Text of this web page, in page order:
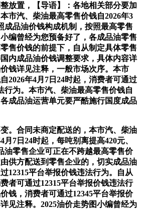
放置，【导语】：各地相关部分要加
市汽、柴油最高零售价钱自2026年3
成品油价钱构成机制，按照最高零售
编曾经为您预备好了，各成品油零售
售价钱的前提下，自从制定具体零售
内成品油价钱调整要求，具体内容详
钱详见注释，一般市场次序。本市
2026年4月7日24时起，消费者可通过
行为。本市汽、柴油最高零售价钱自
成品油运营单元要严酷施行国度成品
合同未商定配送的，本市汽、柴油
7日24时起，每吨别离提高420元、
油零售企业可正在不跨越最高零售价
供方配送到零售企业的，切实成品油
12315平台举报价钱违法行为。自从
者可通过12315平台举报价钱违法行
钱，消费者可通过12345平台举报价
见注释。2025油价走势图小编曾经为